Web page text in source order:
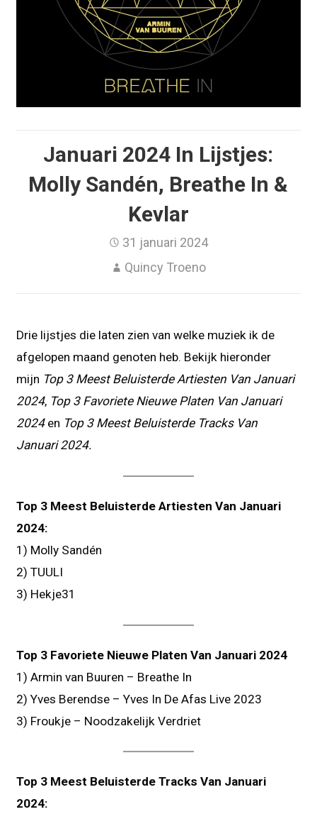
Januari 2024 In Lijstjes:
Molly Sandén, Breathe In &
Kevlar
31 januari 2024
Quincy Troeno
Drie lijstjes die laten zien van welke muziek ik de
afgelopen maand genoten heb. Bekijk hieronder
mijn Top 3 Meest Beluisterde Artiesten Van Januari
2024, Top 3 Favoriete Nieuwe Platen Van Januari
2024en Top 3 Meest Beluisterde Tracks Van
Januari 2024.
Top 3 Meest Beluisterde Artiesten Van Januari
2024:
1) Molly Sandén
2) TUULI
3) Hekje31
Top 3 Favoriete Nieuwe Platen Van Januari 2024
1) Armin van Buuren – Breathe In
2) Yves Berendse – Yves In De Afas Live 2023
3) Froukje – Noodzakelijk Verdriet
Top 3 Meest Beluisterde Tracks Van Januari
2024: